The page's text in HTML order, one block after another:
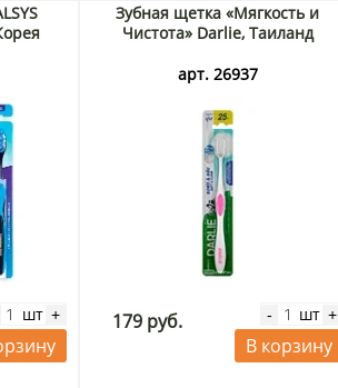
шт +
Зубная щетка «Мягкость и
Чистота» Darlie, Таиланд
арт. 26937
179 руб. - шт +
В корзину